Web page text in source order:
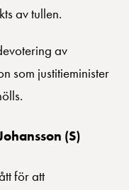
av tullen.
av
som justitieminister
(S)
för att